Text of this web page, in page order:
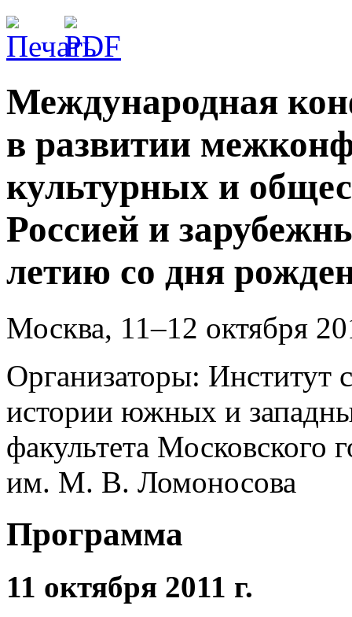
Международная
в развитии
культурных и
Россией и
летию со дня
Москва, 11–12 октября
Организаторы: Институт
истории южных и
факультета Московского
им. М. В. Ломоносова
Программа
11 октября 2011 г.